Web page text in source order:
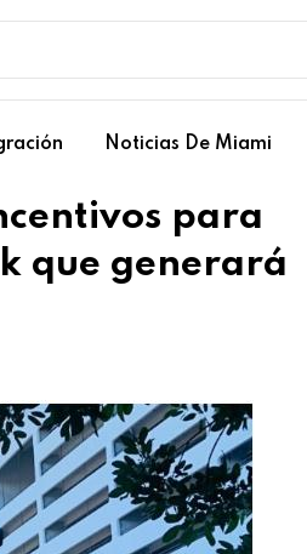
Noticias De Miami
para
que generará